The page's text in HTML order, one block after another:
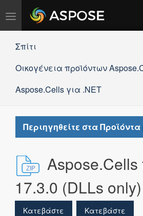
Εναλλαγή
πλοήγησης
Σπίτι
Οικογένεια προϊόντων
Aspose.Cells για .NET
Περιηγηθείτε στα
Aspose.Cells
17.3.0 (DLLs only)
Κατεβάστε Κατεβάστε